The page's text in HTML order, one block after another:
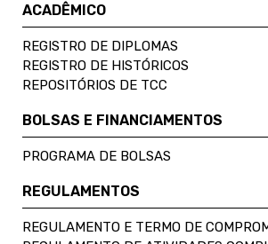
ACADÊMICO
REGISTRO DE DIPLOMAS
REGISTRO DE HISTÓRICOS
REPOSITÓRIOS DE TCC
BOLSAS E FINANCIAMENTOS
PROGRAMA DE BOLSAS
REGULAMENTOS
REGULAMENTO E TERMO DE